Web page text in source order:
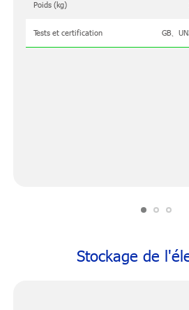
Poids (kg)
Tests et certification GB、
Stockage de